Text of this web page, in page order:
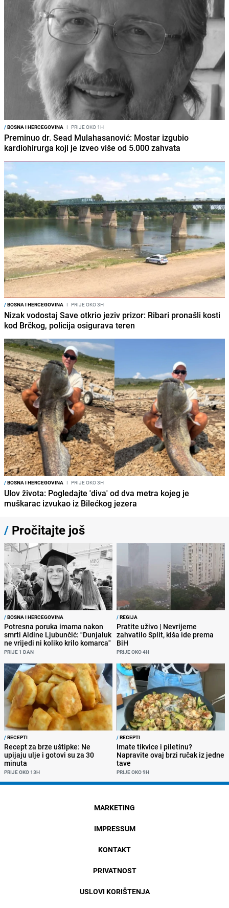
/BOSNA I HERCEGOVINA I PRIJE OKO 1H
Preminuo dr. Sead Mulahasanović: Mostar izgubio
kardiohirurga koji je izveo više od 5.000 zahvata
/BOSNA I HERCEGOVINA I PRIJE OKO 3H
Nizak vodostaj Save otkrio jeziv prizor: Ribari pronašli kosti
kod Brčkog, policija osigurava teren
/BOSNA I HERCEGOVINA I PRIJE OKO 3H
Ulov života: Pogledajte 'diva' od dva metra kojeg je
muškarac izvukao iz Bilećkog jezera
/ Pročitajte još
/BOSNA I HERCEGOVINA
Potresna poruka imama nakon
smrti Aldine Ljubunčić: "Dunjaluk
ne vrijedi ni koliko krilo komarca"
PRIJE 1 DAN
/REGIJA
Pratite uživo | Nevrijeme
zahvatilo Split, kiša ide prema
BiH
PRIJE OKO 4H
/RECEPTI
Recept za brze uštipke: Ne
upijaju ulje i gotovi su za 30
minuta
PRIJE OKO 13H
/RECEPTI
Imate tikvice i piletinu?
Napravite ovaj brzi ručak iz jedne
tave
PRIJE OKO 9H
MARKETING
IMPRESSUM
KONTAKT
PRIVATNOST
USLOVI KORIŠTENJA